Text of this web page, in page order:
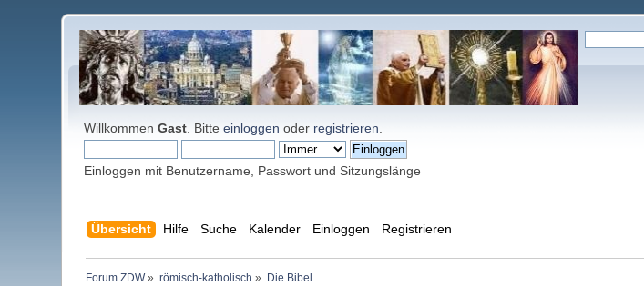
WillkommenGast . Bitteeinloggen oder registrieren
Einloggen mit Benutzername, Passwort und Sitzungslänge
Übersicht Hilfe Suche Kalender Einloggen Registrieren
Forum ZDW» römisch-katholisch » Die Bibel